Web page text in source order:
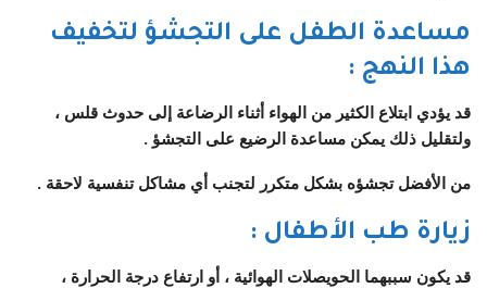
مساعدة الطفل على التجشؤ لتخفيف
هذا النهج :
قد يؤدي ابتلاع الكثير من الهواء أثناء الرضاعة إلى حدوث قلس ،
ولتقليل ذلك يمكن مساعدة الرضيع على التجشؤ .
من الأفضل تجشؤه بشكل متكرر لتجنب أي مشاكل تنفسية لاحقة .
زيارة طب الأطفال :
قد يكون سببهما الحويصلات الهوائية ، أو ارتفاع درجة الحرارة ،